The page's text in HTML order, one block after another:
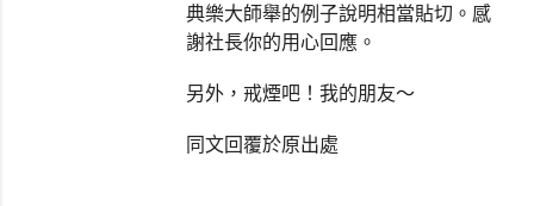
典樂大師舉的例子說明相當貼切。感
謝社長你的用心回應。
另外，戒煙吧！我的朋友～
同文回覆於原出處